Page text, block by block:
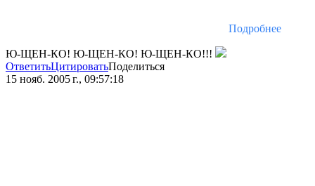
Подробнее
Ю-ЩЕН-КО! Ю-ЩЕН-КО! Ю-ЩЕН-КО!!!
ОтветитьЦитироватьПоделиться
15 нояб. 2005 г., 09:57:18